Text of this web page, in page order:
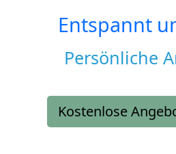
Entspannt
Persönliche
Kostenlose